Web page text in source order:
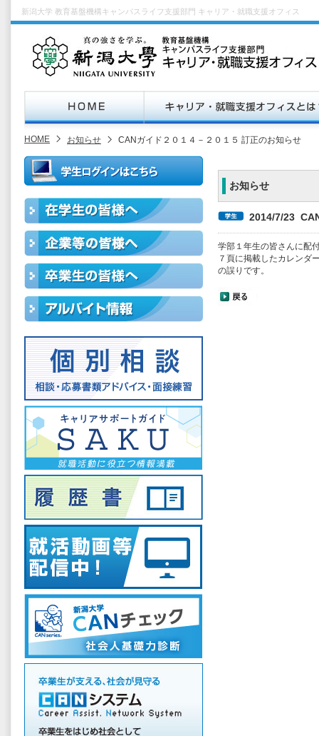
新潟大学 教育基盤機構キャンパスライフ支援部門 キャリア・就職支援オフィス
HOME お知らせ CANガイド２０１４－２０１５ 訂正のお知らせ
お知らせ
2014/7/23
学部１年生の皆さんに配
７頁に掲載したカレンダ
の誤りです。